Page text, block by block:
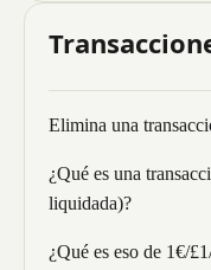
Elimina una
¿Qué es una
liquidada)?
¿Qué es eso de 1€/